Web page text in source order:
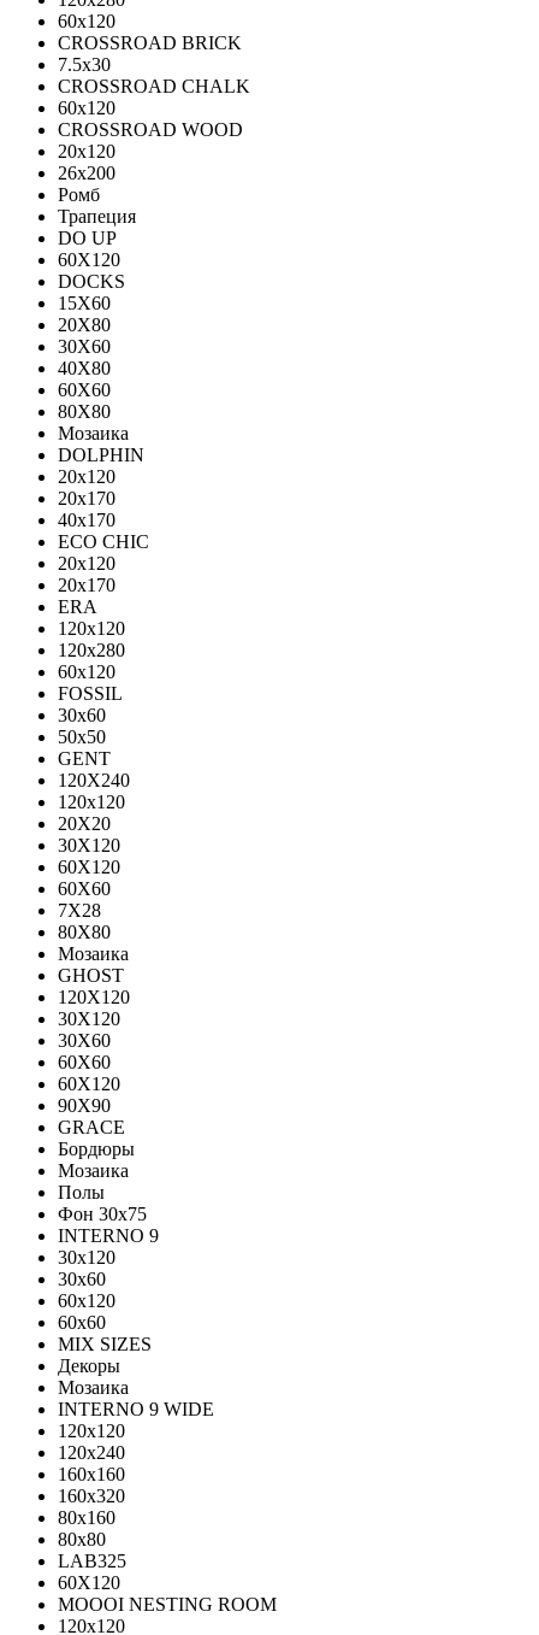
60x120
CROSSROAD BRICK
7.5х30
CROSSROAD CHALK
60х120
CROSSROAD WOOD
20х120
26х200
Ромб
Трапеция
DO UP
60X120
DOCKS
15X60
20X80
30X60
40X80
60X60
80X80
Мозаика
DOLPHIN
20x120
20x170
40x170
ECO CHIC
20х120
20х170
ERA
120x120
120x280
60x120
FOSSIL
30x60
50x50
GENT
120X240
120х120
20X20
30X120
60X120
60X60
7X28
80X80
Мозаика
GHOST
120X120
30X120
30X60
60X60
60Х120
90X90
GRACE
Бордюры
Мозаика
Полы
Фон 30х75
INTERNO 9
30x120
30x60
60x120
60x60
MIX SIZES
Декоры
Мозаика
INTERNO 9 WIDE
120x120
120x240
160x160
160x320
80x160
80x80
LAB325
60X120
MOOOI NESTING ROOM
120x120